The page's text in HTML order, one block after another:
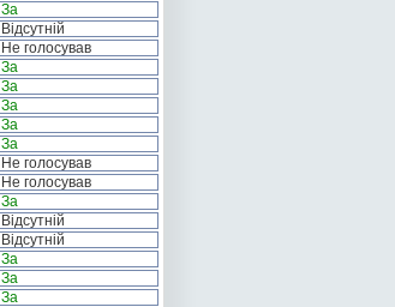
За
Відсутній
Не голосував
За
За
За
За
За
Не голосував
Не голосував
За
Відсутній
Відсутній
За
За
За